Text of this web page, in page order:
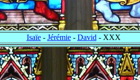
Isaïe- Jérémie- David - XXX